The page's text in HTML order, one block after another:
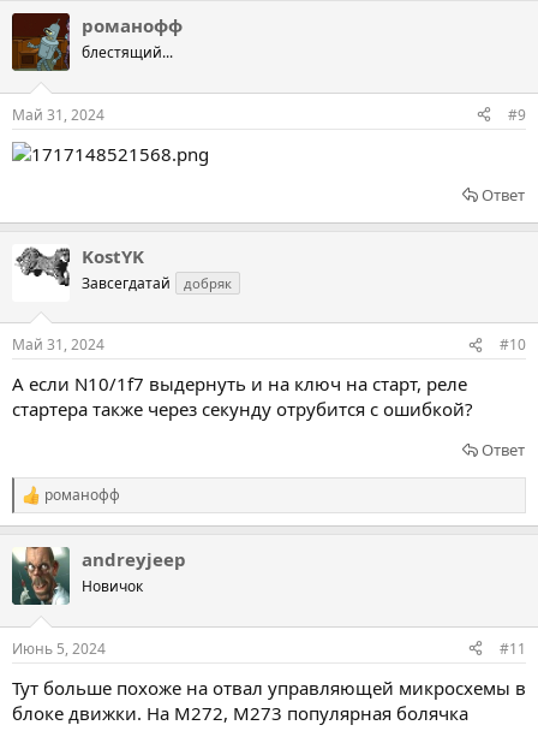
ц
и
романофф
блестящий...
Май 31, 2024 #9
Ответ
KostYK
Завсегдатай добряк
Май 31, 2024 #10
А если N10/1f7 выдернуть и на ключ на старт, реле
стартера также через секунду отрубится с ошибкой?
Ответ
Р
е
к
ц
и
романофф
andreyjeep
Новичок
Июнь 5, 2024 #11
Тут больше похоже на отвал управляющей микросхемы в
блоке движки. На M272, M273 популярная болячка